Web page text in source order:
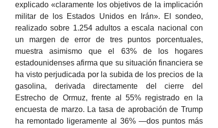
explicado «claramente los objetivos de la implicación
militar de los Estados Unidos en Irán». El sondeo,
realizado sobre 1.254 adultos a escala nacional con
un margen de error de tres puntos porcentuales,
muestra asimismo que el 63% de los hogares
estadounidenses afirma que su situación financiera se
ha visto perjudicada por la subida de los precios de la
gasolina, derivada directamente del cierre del
Estrecho de Ormuz, frente al 55% registrado en la
encuesta de marzo. La tasa de aprobación de Trump
ha remontado ligeramente al 36% —dos puntos más